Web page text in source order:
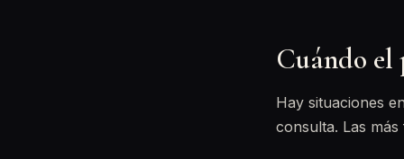
Cuándo el
Hay situaciones
consulta. Las